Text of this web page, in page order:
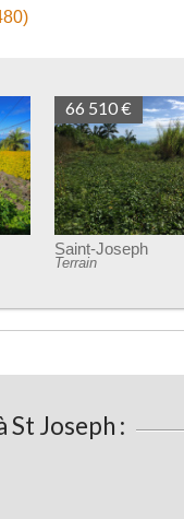
€
Joseph :